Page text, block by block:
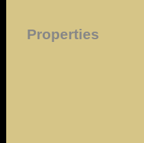
Properties